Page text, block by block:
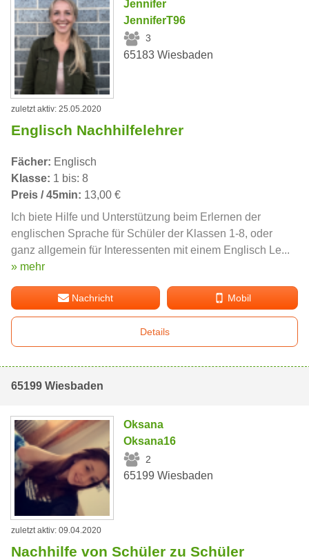
Jennifer
JenniferT96
3
65183 Wiesbaden
zuletzt aktiv: 25.05.2020
Englisch Nachhilfelehrer
Fächer: Englisch
Klasse: 1 bis: 8
Preis / 45min: 13,00 €
Ich biete Hilfe und Unterstützung beim Erlernen der
englischen Sprache für Schüler der Klassen 1-8, oder
ganz allgemein für Interessenten mit einem Englisch Le...
» mehr
Nachricht Mobil
Details
65199 Wiesbaden
Oksana
Oksana16
2
65199 Wiesbaden
zuletzt aktiv: 09.04.2020
Nachhilfe von Schüler zu Schüler